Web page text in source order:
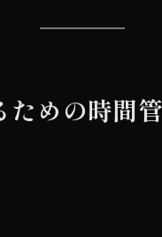
ための時間